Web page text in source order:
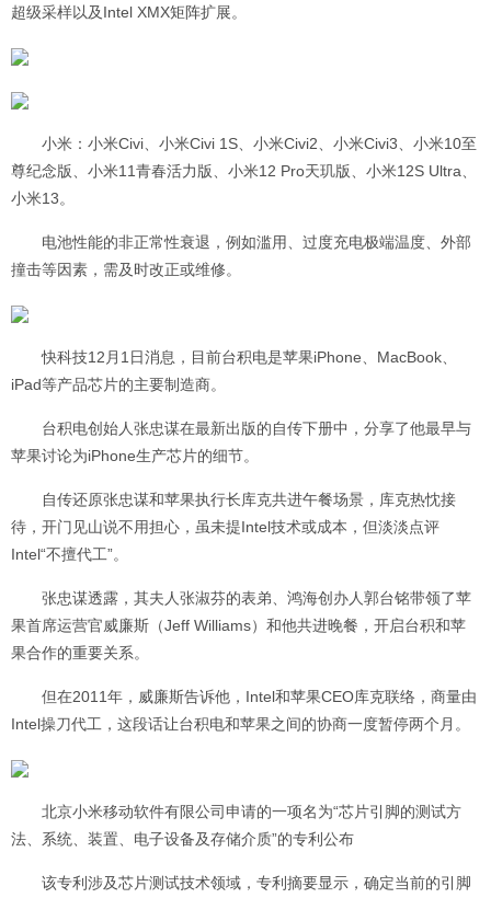
超级采样以及Intel XMX矩阵扩展。
小米：小米Civi、小米Civi 1S、小米Civi2、小米Civi3、小米10至
尊纪念版、小米11青春活力版、小米12 Pro天玑版、小米12S Ultra、
小米13。
电池性能的非正常性衰退，例如滥用、过度充电极端温度、外部
撞击等因素，需及时改正或维修。
快科技12月1日消息，目前台积电是苹果iPhone、MacBook、
iPad等产品芯片的主要制造商。
台积电创始人张忠谋在最新出版的自传下册中，分享了他最早与
苹果讨论为iPhone生产芯片的细节。
自传还原张忠谋和苹果执行长库克共进午餐场景，库克热忱接
待，开门见山说不用担心，虽未提Intel技术或成本，但淡淡点评
Intel“不擅代工”。
张忠谋透露，其夫人张淑芬的表弟、鸿海创办人郭台铭带领了苹
果首席运营官威廉斯（Jeff Williams）和他共进晚餐，开启台积和苹
果合作的重要关系。
但在2011年，威廉斯告诉他，Intel和苹果CEO库克联络，商量由
Intel操刀代工，这段话让台积电和苹果之间的协商一度暂停两个月。
北京小米移动软件有限公司申请的一项名为“芯片引脚的测试方
法、系统、装置、电子设备及存储介质”的专利公布
该专利涉及芯片测试技术领域，专利摘要显示，确定当前的引脚